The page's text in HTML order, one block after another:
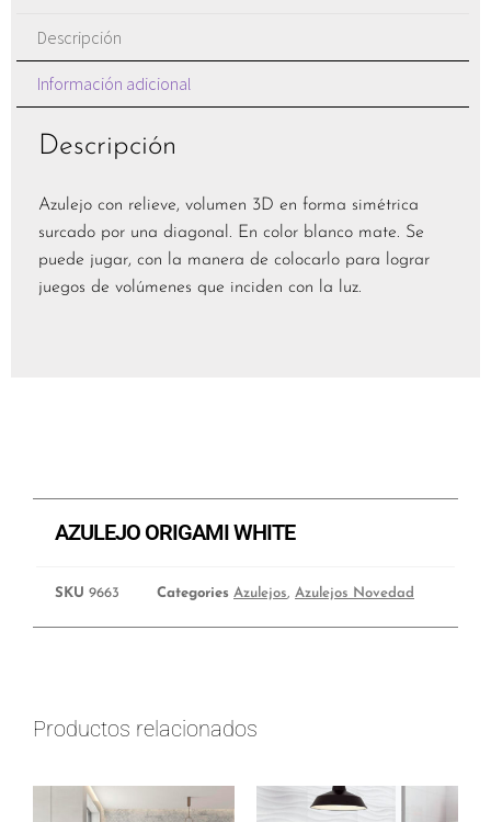
Descripción
Información adicional
Descripción
Azulejo con relieve, volumen 3D en forma simétrica
surcado por una diagonal. En color blanco mate. Se
puede jugar, con la manera de colocarlo para lograr
juegos de volúmenes que inciden con la luz.
AZULEJO ORIGAMI WHITE
SKU 9663 Categories Azulejos, Azulejos Novedad
Productos relacionados